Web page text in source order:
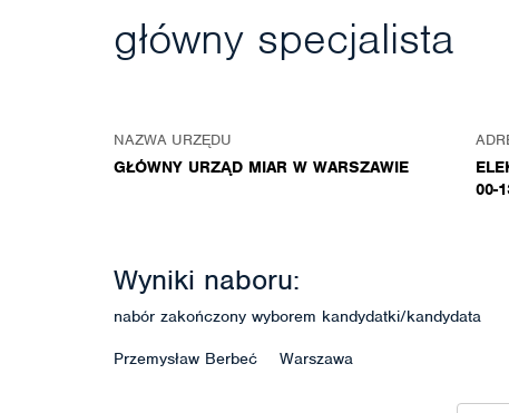
główny specjalista
NAZWA URZĘDU
GŁÓWNY URZĄD MIAR W WARSZAWIE
00-
Wyniki naboru:
nabór zakończony wyborem kandydatki/kandydata
Przemysław Berbeć Warszawa